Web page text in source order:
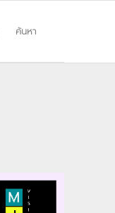
ค้นหา